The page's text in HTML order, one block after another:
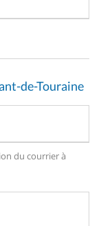
de-Touraine
du courrier à